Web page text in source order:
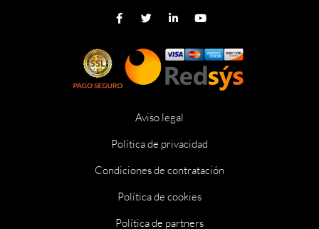
Aviso legal
Política de privacidad
Condiciones de contratación
Política de cookies
Política de partners